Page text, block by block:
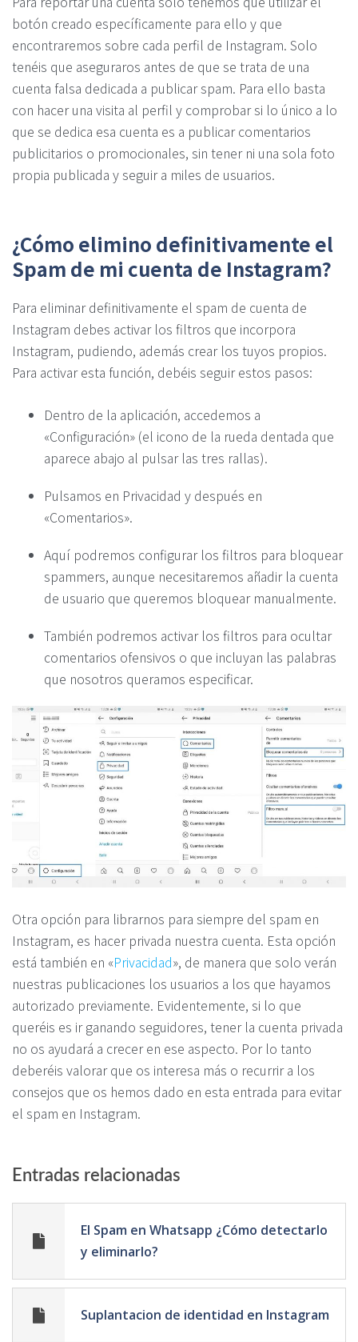
botón creado específicamente para ello y que
encontraremos sobre cada perfil de Instagram. Solo
tenéis que aseguraros antes de que se trata de una
cuenta falsa dedicada a publicar spam. Para ello basta
con hacer una visita al perfil y comprobar si lo único a lo
que se dedica esa cuenta es a publicar comentarios
publicitarios o promocionales, sin tener ni una sola foto
propia publicada y seguir a miles de usuarios.
¿Cómo elimino definitivamente el
Spam de mi cuenta de Instagram?
Para eliminar definitivamente el spam de cuenta de
Instagram debes activar los filtros que incorpora
Instagram, pudiendo, además crear los tuyos propios.
Para activar esta función, debéis seguir estos pasos:
Dentro de la aplicación, accedemos a
«Configuración» (el icono de la rueda dentada que
aparece abajo al pulsar las tres rallas).
Pulsamos en Privacidad y después en
«Comentarios».
Aquí podremos configurar los filtros para bloquear
spammers, aunque necesitaremos añadir la cuenta
de usuario que queremos bloquear manualmente.
También podremos activar los filtros para ocultar
comentarios ofensivos o que incluyan las palabras
que nosotros queramos especificar.
Otra opción para librarnos para siempre del spam en
Instagram, es hacer privada nuestra cuenta. Esta opción
está también en «Privacidad», de manera que solo verán
nuestras publicaciones los usuarios a los que hayamos
autorizado previamente. Evidentemente, si lo que
queréis es ir ganando seguidores, tener la cuenta privada
no os ayudará a crecer en ese aspecto. Por lo tanto
deberéis valorar que os interesa más o recurrir a los
consejos que os hemos dado en esta entrada para evitar
el spam en Instagram.
Entradas relacionadas
El Spam en Whatsapp ¿Cómo detectarlo
y eliminarlo?
Suplantacion de identidad en Instagram